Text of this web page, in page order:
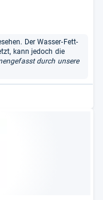
Der Wasser-Fett-
kann jedoch die
durch unsere